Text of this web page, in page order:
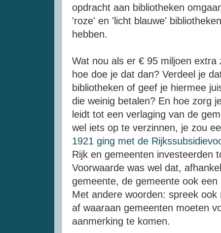
opdracht aan bibliotheken
'roze' en 'licht blauwe'
hebben.
Wat nou als er € 95 miljoen
hoe doe je dat dan? Verdeel je
bibliotheken of geef je hiermee
die weinig betalen? En hoe zorg
leidt tot een verlaging van de
wel iets op te verzinnen, je zou
1921 ging met de
Rijk en gemeenten investeerden
Voorwaarde was wel dat,
gemeente, de gemeente ook
Met andere woorden: spreek
af waaraan gemeenten moeten
aanmerking te komen.